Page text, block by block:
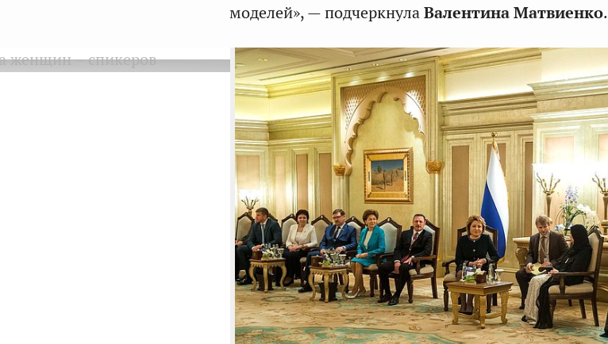
моделей», — подчеркнулаВалентина Матвиенко.